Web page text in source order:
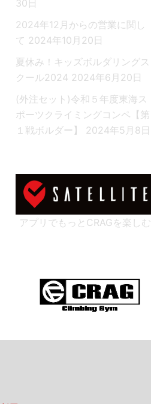
30日
2024年12月からの営業に関し
て 2024年10月20日
夏休み！キッズボルダリングス
クール2024 2024年6月20日
(外注セット)令和５年度東海ス
ポーツクライミングコンペ【第
１戦ボルダー】
2024年5月8日
アプリでもっとCRAGを楽しむ